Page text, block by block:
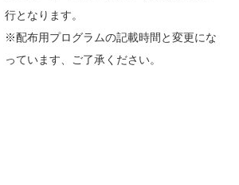
行となります。
※配布用プログラムの記載時間と変更にな
っています、ご了承ください。